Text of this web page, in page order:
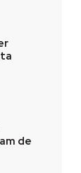
de